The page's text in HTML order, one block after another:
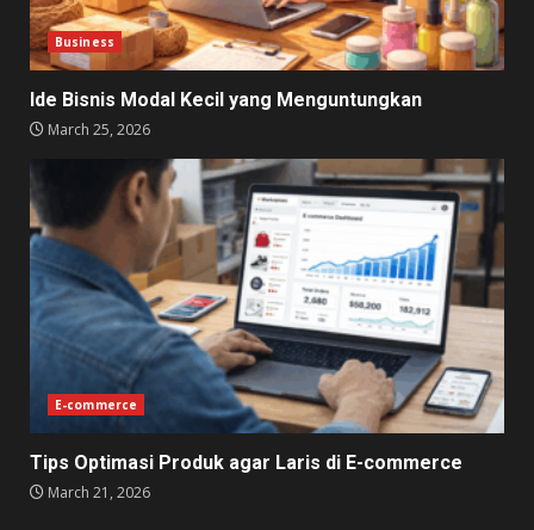
Business
Ide Bisnis Modal Kecil yang Menguntungkan
March 25, 2026
E-commerce
Tips Optimasi Produk agar Laris di E-commerce
March 21, 2026